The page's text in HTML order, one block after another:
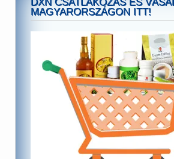
MAGYARORSZÁGON ITT!